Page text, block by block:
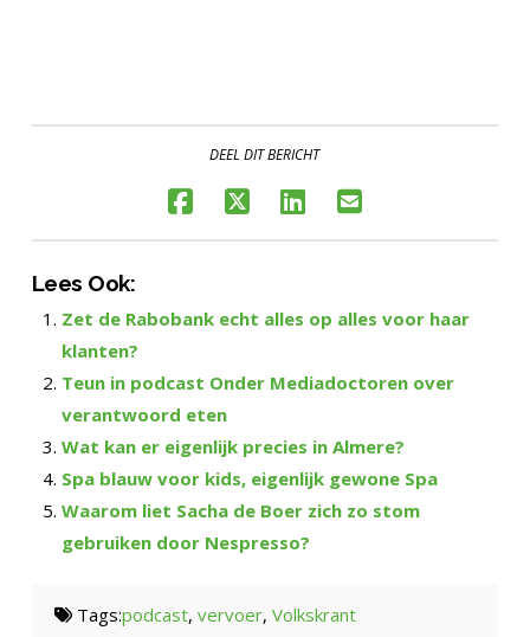
DEEL DIT BERICHT
Lees Ook:
Zet de Rabobank echt alles op alles voor haar
klanten?
Teun in podcast Onder Mediadoctoren over
verantwoord eten
Wat kan er eigenlijk precies in Almere?
Spa blauw voor kids, eigenlijk gewone Spa
Waarom liet Sacha de Boer zich zo stom
gebruiken door Nespresso?
Tags:podcast,vervoer,Volkskrant